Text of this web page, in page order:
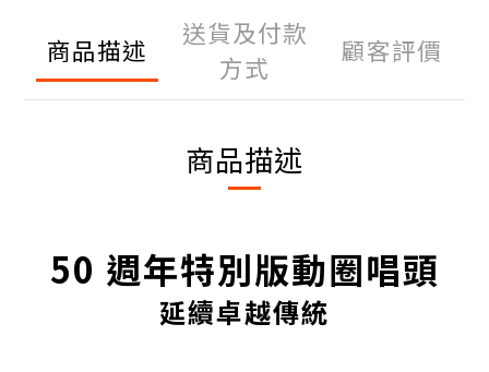
商品描述
送貨及付款
方式
顧客評價
商品描述
50 週年特別版動圈唱頭
延續卓越傳統